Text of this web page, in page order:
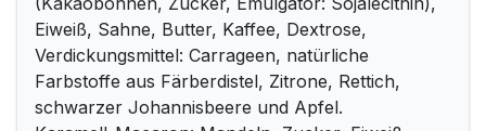
Eiweiß, Sahne, Butter, Kaffee, Dextrose,
Verdickungsmittel: Carrageen, natürliche
Farbstoffe aus Färberdistel, Zitrone, Rettich,
schwarzer Johannisbeere und Apfel.